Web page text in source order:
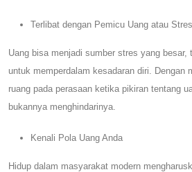
Terlibat dengan Pemicu Uang atau
Uang bisa menjadi sumber stres yang
untuk memperdalam kesadaran diri. Dengan
ruang pada perasaan ketika pikiran tentang
bukannya menghindarinya.
Kenali Pola Uang Anda
Hidup dalam masyarakat modern